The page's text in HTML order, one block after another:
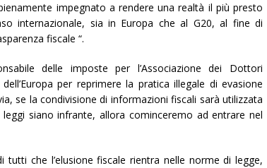
impegnato a rendere una realtà il più presto
internazionale, sia in Europa che al G20, al fine di
fiscale “.
delle imposte per l’Associazione dei Dottori
per reprimere la pratica illegale di evasione
se la condivisione di informazioni fiscali sarà utilizzata
siano infrante, allora cominceremo ad entrare nel
che l’elusione fiscale rientra nelle norme di legge,